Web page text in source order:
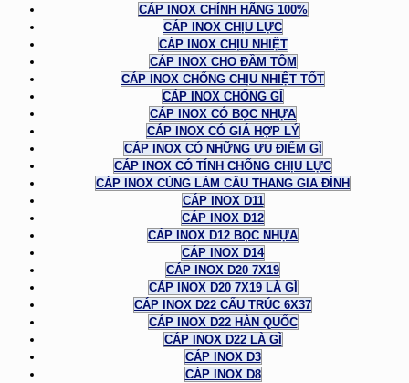
CÁP INOX CHÍNH HÃNG 100%
CÁP INOX CHỊU LỰC
CÁP INOX CHỊU NHIỆT
CÁP INOX CHO ĐẦM TÔM
CÁP INOX CHỐNG CHỊU NHIỆT TỐT
CÁP INOX CHỐNG GỈ
CÁP INOX CÓ BỌC NHỰA
CÁP INOX CÓ GIÁ HỢP LÝ
CÁP INOX CÓ NHỮNG ƯU ĐIỂM GÌ
CÁP INOX CÓ TÍNH CHỐNG CHỊU LỰC
CÁP INOX CÙNG LÀM CẦU THANG GIA ĐÌNH
CÁP INOX D11
CÁP INOX D12
CÁP INOX D12 BỌC NHỰA
CÁP INOX D14
CÁP INOX D20 7X19
CÁP INOX D20 7X19 LÀ GÌ
CÁP INOX D22 CẤU TRÚC 6X37
CÁP INOX D22 HÀN QUỐC
CÁP INOX D22 LÀ GÌ
CÁP INOX D3
CÁP INOX D8